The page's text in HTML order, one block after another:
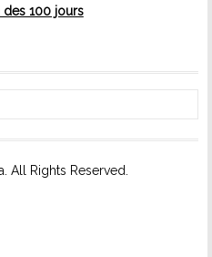
des 100 jours
All Rights Reserved.